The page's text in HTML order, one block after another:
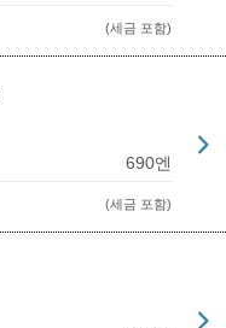
(세금 포함)
690엔
(세금 포함)